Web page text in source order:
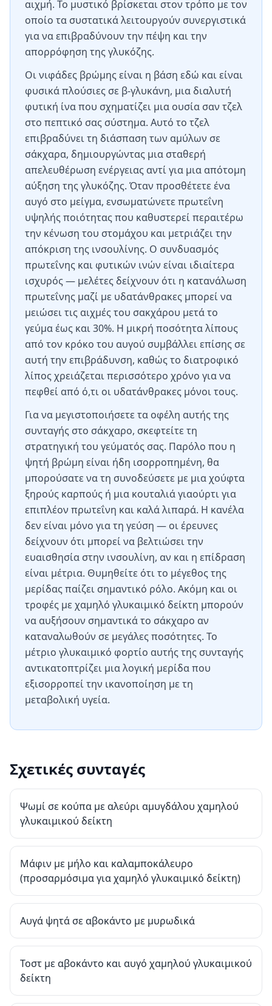
αιχμή. Το μυστικό βρίσκεται στον τρόπο με τον
οποίο τα συστατικά λειτουργούν συνεργιστικά
για να επιβραδύνουν την πέψη και την
απορρόφηση της γλυκόζης.
Οι νιφάδες βρώμης είναι η βάση εδώ και είναι
φυσικά πλούσιες σε β-γλυκάνη, μια διαλυτή
φυτική ίνα που σχηματίζει μια ουσία σαν τζελ
στο πεπτικό σας σύστημα. Αυτό το τζελ
επιβραδύνει τη διάσπαση των αμύλων σε
σάκχαρα, δημιουργώντας μια σταθερή
απελευθέρωση ενέργειας αντί για μια απότομη
αύξηση της γλυκόζης. Όταν προσθέτετε ένα
αυγό στο μείγμα, ενσωματώνετε πρωτεΐνη
υψηλής ποιότητας που καθυστερεί περαιτέρω
την κένωση του στομάχου και μετριάζει την
απόκριση της ινσουλίνης. Ο συνδυασμός
πρωτεΐνης και φυτικών ινών είναι ιδιαίτερα
ισχυρός — μελέτες δείχνουν ότι η κατανάλωση
πρωτεΐνης μαζί με υδατάνθρακες μπορεί να
μειώσει τις αιχμές του σακχάρου μετά το
γεύμα έως και 30%. Η μικρή ποσότητα λίπους
από τον κρόκο του αυγού συμβάλλει επίσης σε
αυτή την επιβράδυνση, καθώς το διατροφικό
λίπος χρειάζεται περισσότερο χρόνο για να
πεφθεί από ό,τι οι υδατάνθρακες μόνοι τους.
Για να μεγιστοποιήσετε τα οφέλη αυτής της
συνταγής στο σάκχαρο, σκεφτείτε τη
στρατηγική του γεύματός σας. Παρόλο που η
ψητή βρώμη είναι ήδη ισορροπημένη, θα
μπορούσατε να τη συνοδεύσετε με μια χούφτα
ξηρούς καρπούς ή μια κουταλιά γιαούρτι για
επιπλέον πρωτεΐνη και καλά λιπαρά. Η κανέλα
δεν είναι μόνο για τη γεύση — οι έρευνες
δείχνουν ότι μπορεί να βελτιώσει την
ευαισθησία στην ινσουλίνη, αν και η επίδραση
είναι μέτρια. Θυμηθείτε ότι το μέγεθος της
μερίδας παίζει σημαντικό ρόλο. Ακόμη και οι
τροφές με χαμηλό γλυκαιμικό δείκτη μπορούν
να αυξήσουν σημαντικά το σάκχαρο αν
καταναλωθούν σε μεγάλες ποσότητες. Το
μέτριο γλυκαιμικό φορτίο αυτής της συνταγής
αντικατοπτρίζει μια λογική μερίδα που
εξισορροπεί την ικανοποίηση με τη
μεταβολική υγεία.
Σχετικές συνταγές
Ψωμί σε κούπα με αλεύρι αμυγδάλου χαμηλού
γλυκαιμικού δείκτη
Μάφιν με μήλο και καλαμποκάλευρο
(προσαρμόσιμα για χαμηλό γλυκαιμικό δείκτη)
Αυγά ψητά σε αβοκάντο με μυρωδικά
Τοστ με αβοκάντο και αυγό χαμηλού γλυκαιμικού
δείκτη